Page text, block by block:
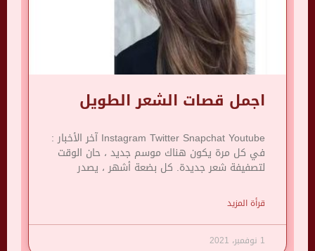
اجمل قصات الشعر الطويل
Instagram Twitter Snapchat Youtube آخر الأخبار :
في كل مرة يكون هناك موسم جديد ، حان الوقت
لتصفيفة شعر جديدة. كل بضعة أشهر ، يصدر
قرأة المزيد
1 نوفمبر، 2021